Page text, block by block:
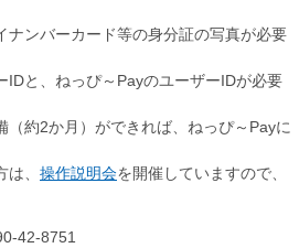
ナンバーカード等の身分証の写真が必要
IDと、ねっぴ～PayのユーザーIDが必要
（約2か月）ができれば、ねっぴ～Payに
、 操作説明会を開催していますので、
42-8751